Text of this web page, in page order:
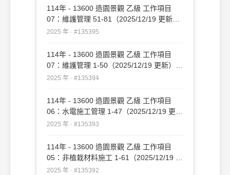
114年 - 13600 造園景觀 乙級 工作項目
07：維護管理 51-81（2025/12/19 更新）
#135395
2025 年 · #135395
114年 - 13600 造園景觀 乙級 工作項目
07：維護管理 1-50（2025/12/19 更新）
#135394
2025 年 · #135394
114年 - 13600 造園景觀 乙級 工作項目
06：水電施工管理 1-47（2025/12/19 更
新）#135393
2025 年 · #135393
114年 - 13600 造園景觀 乙級 工作項目
05：非植栽材料施工 1-61（2025/12/19 更
新）#135392
2025 年 · #135392